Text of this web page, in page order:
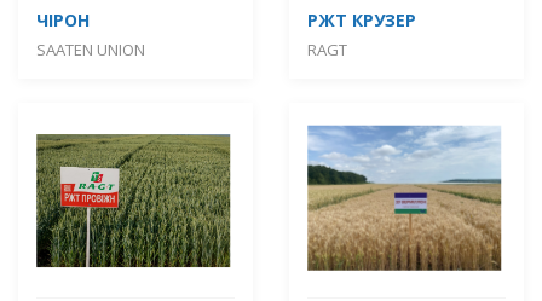
ЧІРОН
SAATEN UNION
РЖТ КРУЗЕР
RAGT